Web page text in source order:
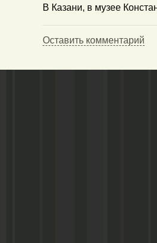
В Казани, в музее
Оставить комментарий